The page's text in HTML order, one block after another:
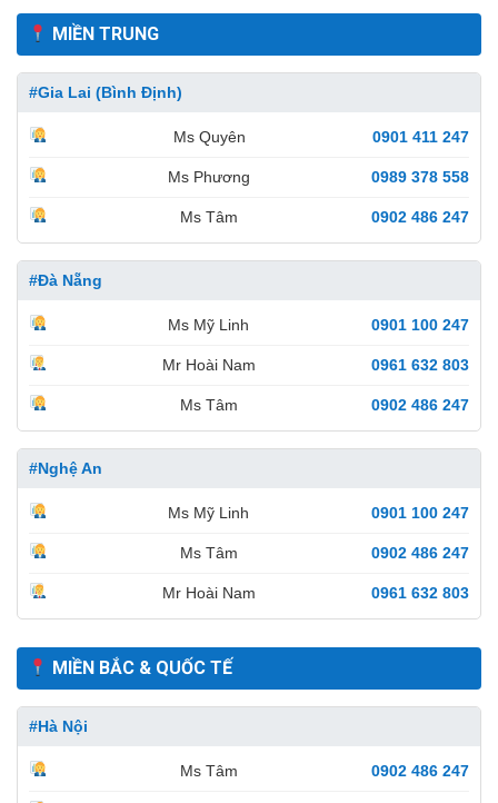
MIỀN TRUNG
#Gia Lai (Bình Định)
Ms Quyên 0901 411 247
Ms Phương 0989 378 558
Ms Tâm 0902 486 247
#Đà Nẵng
Ms Mỹ Linh 0901 100 247
Mr Hoài Nam 0961 632 803
Ms Tâm 0902 486 247
#Nghệ An
Ms Mỹ Linh 0901 100 247
Ms Tâm 0902 486 247
Mr Hoài Nam 0961 632 803
MIỀN BẮC & QUỐC TẾ
#Hà Nội
Ms Tâm 0902 486 247